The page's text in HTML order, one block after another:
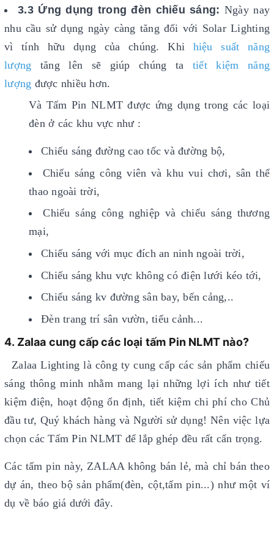
3.3 Ứng dụng trong đèn chiếu sáng: Ngày nay
nhu cầu sử dụng ngày càng tăng đối với Solar Lighting
vì tính hữu dụng của chúng. Khi hiệu suất năng
lượng tăng lên sẽ giúp chúng ta tiết kiệm năng
lượng được nhiều hơn.
Và Tấm Pin NLMT được ứng dụng trong các loại
đèn ở các khu vực như :
Chiếu sáng đường cao tốc và đường bộ,
Chiếu sáng công viên và khu vui chơi, sân thể
thao ngoài trời,
Chiếu sáng công nghiệp và chiếu sáng thương
mại,
Chiếu sáng với mục đích an ninh ngoài trời,
Chiếu sáng khu vực không có điện lưới kéo tới,
Chiếu sáng kv đường sân bay, bến cảng,..
Đèn trang trí sân vườn, tiểu cảnh...
4. Zalaa cung cấp các loại tấm Pin NLMT nào?
Zalaa Lighting là công ty cung cấp các sản phẩm chiếu
sáng thông minh nhằm mang lại những lợi ích như tiết
kiệm điện, hoạt động ổn định, tiết kiệm chi phí cho Chủ
đầu tư, Quý khách hàng và Người sử dụng! Nên việc lựa
chọn các Tấm Pin NLMT để lắp ghép đều rất cẩn trọng.
Các tấm pin này, ZALAA không bán lẻ, mà chỉ bán theo
dự án, theo bộ sản phẩm(đèn, cột,tấm pin...) như một ví
dụ về báo giá dưới đây.